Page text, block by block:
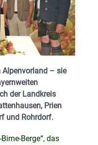
Alpenvorland – sie
der Landkreis
Prien
und Rohrdorf.
Berge“, das